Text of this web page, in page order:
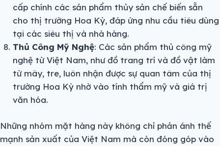
cấp chính các sản phẩm thủy sản chế biến sẵn
cho thị trường Hoa Kỳ, đáp ứng nhu cầu tiêu dùng
tại các siêu thị và nhà hàng.
Thủ Công Mỹ Nghệ: Các sản phẩm thủ công mỹ
nghệ từ Việt Nam, như đồ trang trí và đồ vật làm
từ mây, tre, luôn nhận được sự quan tâm của thị
trường Hoa Kỳ nhờ vào tính thẩm mỹ và giá trị
văn hóa.
Những nhóm mặt hàng này không chỉ phản ánh thế
mạnh sản xuất của Việt Nam mà còn đóng góp vào